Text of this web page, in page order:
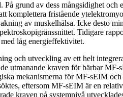
grund av dess mångsidighet och
komplettera fristående
av muskelhälsa. Icke desto
Tidigare
låg energieffektivitet.
och utveckling av ett helt
utmanande kraven för bärbar MF-
mekanismerna för MF-sEIM och
eftersom MF-sEIM är en
kraven på systemnivå